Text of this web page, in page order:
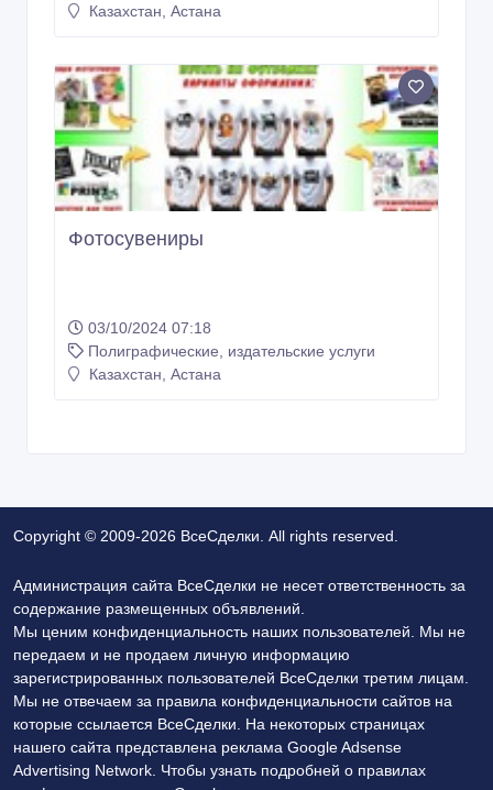
Казахстан, Астана
Фотосувениры
03/10/2024 07:18
Полиграфические, издательские услуги
Казахстан, Астана
Copyright © 2009-2026 ВсеСделки. All rights reserved.
Администрация сайта ВсеСделки не несет ответственность за
содержание размещенных объявлений.
Мы ценим конфиденциальность наших пользователей. Мы не
передаем и не продаем личную информацию
зарегистрированных пользователей ВсеСделки третим лицам.
Мы не отвечаем за правила конфиденциальности сайтов на
которые ссылается ВсеСделки. На некоторых страницах
нашего сайта представлена реклама Google Adsense
Advertising Network. Чтобы узнать подробней о правилах